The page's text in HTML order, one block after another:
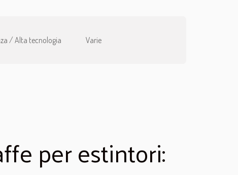
/ Alta tecnologia Varie
per estintori: